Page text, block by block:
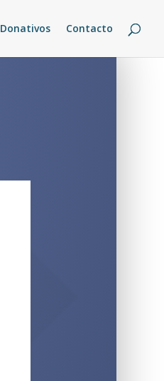
Donativos Contacto